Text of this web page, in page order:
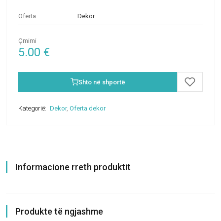
Oferta Dekor
Çmimi
5.00 €
Shto në shportë
Kategorië: Dekor, Oferta dekor
Informacione rreth produktit
Produkte të ngjashme